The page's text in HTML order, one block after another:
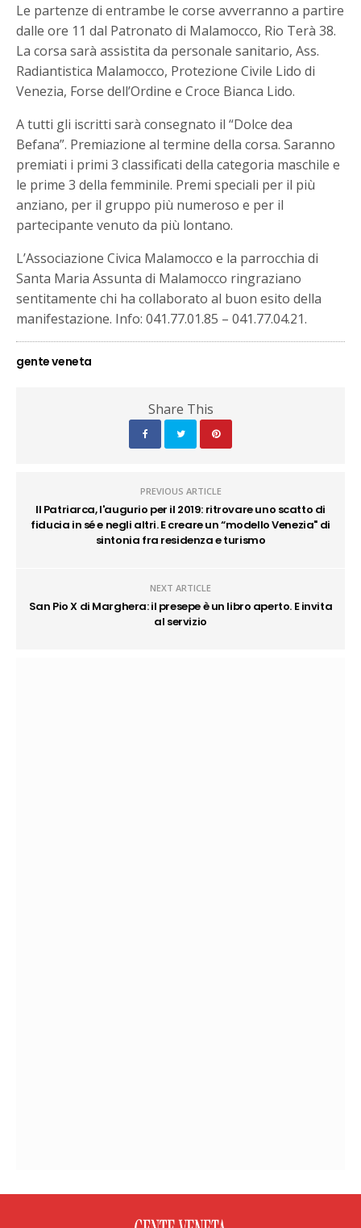
Le partenze di entrambe le corse avverranno a partire
dalle ore 11 dal Patronato di Malamocco, Rio Terà 38.
La corsa sarà assistita da personale sanitario, Ass.
Radiantistica Malamocco, Protezione Civile Lido di
Venezia, Forse dell’Ordine e Croce Bianca Lido.
A tutti gli iscritti sarà consegnato il “Dolce dea
Befana”. Premiazione al termine della corsa. Saranno
premiati i primi 3 classificati della categoria maschile e
le prime 3 della femminile. Premi speciali per il più
anziano, per il gruppo più numeroso e per il
partecipante venuto da più lontano.
L’Associazione Civica Malamocco e la parrocchia di
Santa Maria Assunta di Malamocco ringraziano
sentitamente chi ha collaborato al buon esito della
manifestazione. Info: 041.77.01.85 – 041.77.04.21.
gente veneta
Share This
PREVIOUS ARTICLE
Il Patriarca, l'augurio per il 2019: ritrovare uno scatto di
fiducia in sé e negli altri. E creare un “modello Venezia" di
sintonia fra residenza e turismo
NEXT ARTICLE
San Pio X di Marghera: il presepe è un libro aperto. E invita
al servizio